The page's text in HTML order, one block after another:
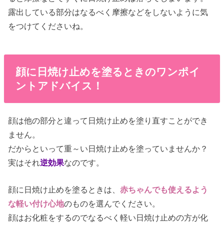
露出している部分はなるべく摩擦などをしないように気
をつけてくださいね。
顔に日焼け止めを塗るときのワンポイ
ントアドバイス！
顔は他の部分と違って日焼け止めを塗り直すことができ
ません。
だからといって重～い日焼け止めを塗っていませんか？
実はそれ逆効果なのです。
顔に日焼け止めを塗るときは、赤ちゃんでも使えるよう
な軽い付け心地のものを選んでください。
顔はお化粧をするのでなるべく軽い日焼け止めの方が化